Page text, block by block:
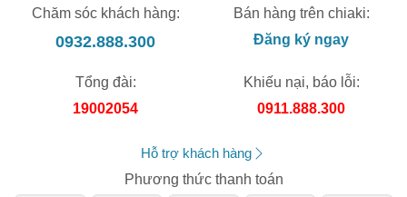
Chăm sóc khách hàng:
0932.888.300
Bán hàng trên chiaki:
Đăng ký ngay
Tổng đài:
19002054
Khiếu nại, báo lỗi:
0911.888.300
Hỗ trợ khách hàng
Phương thức thanh toán